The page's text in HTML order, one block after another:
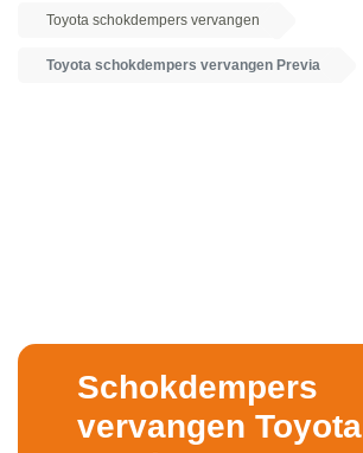
Toyota schokdempers vervangen
Toyota schokdempers vervangen Previa
Schokdempers
vervangen Toyota